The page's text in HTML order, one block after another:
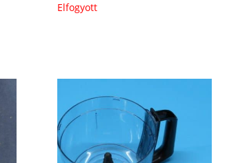
Elfogyott